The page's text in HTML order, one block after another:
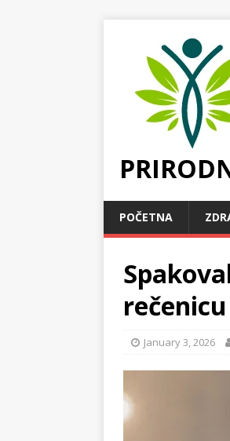
POČETNA
January 3, 2026